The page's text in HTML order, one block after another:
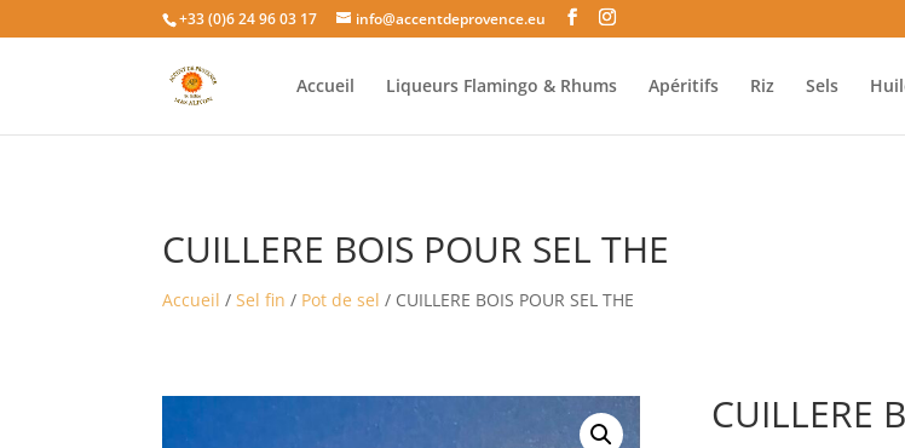
+33 (0)6 24 96 03 17 info@accentdeprovence.eu
Accueil Liqueurs Flamingo & Rhums Apéritifs Riz Sels
CUILLERE BOIS POUR SEL THE
Accueil /Sel fin / Pot de sel / CUILLERE BOIS POUR SEL THE
CUILLERE